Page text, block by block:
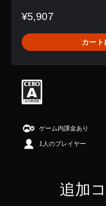
は
.
2
均
価
段
中
¥5,907
カート
ゲーム内課金あり
1人のプレイヤー
追加